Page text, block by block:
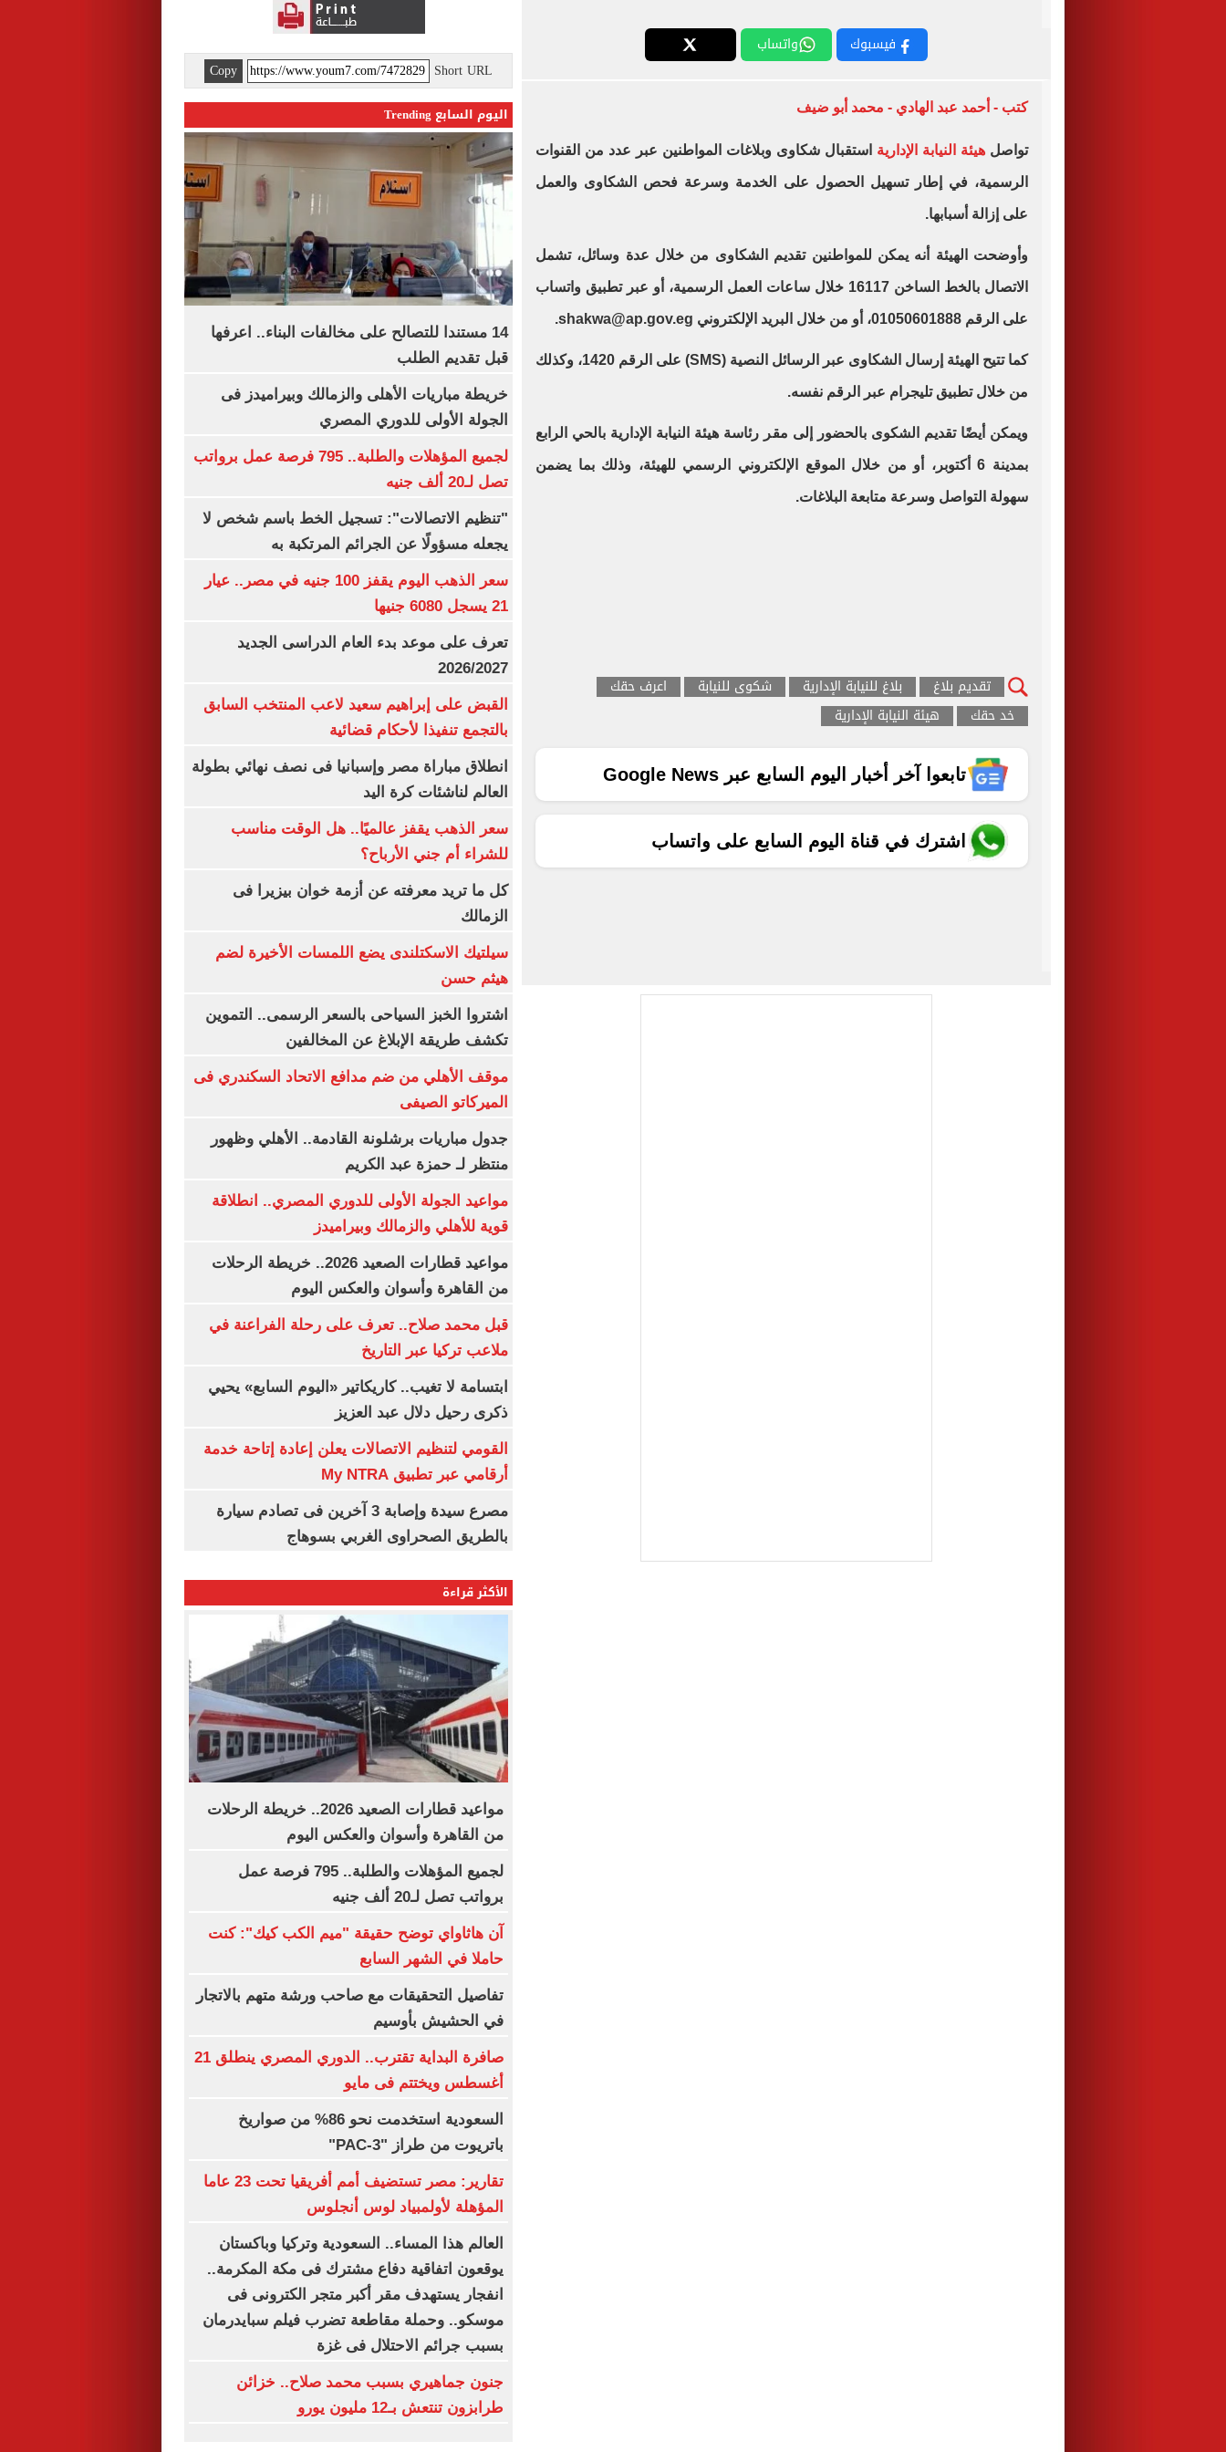
فيسبوك واتساب
كتب - أحمد عبد الهادي - محمد أبو ضيف
تواصل هيئة النيابة الإدارية استقبال شكاوى وبلاغات المواطنين عبر عدد من القنوات
الرسمية، في إطار تسهيل الحصول على الخدمة وسرعة فحص الشكاوى والعمل
على إزالة أسبابها.
وأوضحت الهيئة أنه يمكن للمواطنين تقديم الشكاوى من خلال عدة وسائل، تشمل
الاتصال بالخط الساخن 16117 خلال ساعات العمل الرسمية، أو عبر تطبيق واتساب
على الرقم 01050601888، أو من خلال البريد الإلكتروني shakwa@ap.gov.eg.
كما تتيح الهيئة إرسال الشكاوى عبر الرسائل النصية (SMS) على الرقم 1420، وكذلك
من خلال تطبيق تليجرام عبر الرقم نفسه.
ويمكن أيضًا تقديم الشكوى بالحضور إلى مقر رئاسة هيئة النيابة الإدارية بالحي الرابع
بمدينة 6 أكتوبر، أو من خلال الموقع الإلكتروني الرسمي للهيئة، وذلك بما يضمن
سهولة التواصل وسرعة متابعة البلاغات.
تقديم بلاغ بلاغ للنيابة الإدارية شكوى للنيابة
اعرف حقك
خد حقك
هيئة النيابة الإدارية
تابعوا آخر أخبار اليوم السابع عبر Google News
اشترك في قناة اليوم السابع على واتساب
Short URL
Copy
اليوم السابع Trending
14 مستندا للتصالح على مخالفات البناء.. اعرفها
قبل تقديم الطلب
خريطة مباريات الأهلى والزمالك وبيراميدز فى
الجولة الأولى للدوري المصري
لجميع المؤهلات والطلبة.. 795 فرصة عمل برواتب
تصل لـ20 ألف جنيه
"تنظيم الاتصالات": تسجيل الخط باسم شخص لا
يجعله مسؤولًا عن الجرائم المرتكبة به
سعر الذهب اليوم يقفز 100 جنيه في مصر.. عيار
21 يسجل 6080 جنيها
تعرف على موعد بدء العام الدراسى الجديد
2026/2027
القبض على إبراهيم سعيد لاعب المنتخب السابق
بالتجمع تنفيذا لأحكام قضائية
انطلاق مباراة مصر وإسبانيا فى نصف نهائي بطولة
العالم لناشئات كرة اليد
سعر الذهب يقفز عالميًا.. هل الوقت مناسب
للشراء أم جني الأرباح؟
كل ما تريد معرفته عن أزمة خوان بيزيرا فى
الزمالك
سيلتيك الاسكتلندى يضع اللمسات الأخيرة لضم
هيثم حسن
اشتروا الخبز السياحى بالسعر الرسمى.. التموين
تكشف طريقة الإبلاغ عن المخالفين
موقف الأهلي من ضم مدافع الاتحاد السكندري فى
الميركاتو الصيفى
جدول مباريات برشلونة القادمة.. الأهلي وظهور
منتظر لـ حمزة عبد الكريم
مواعيد الجولة الأولى للدوري المصري.. انطلاقة
قوية للأهلي والزمالك وبيراميدز
مواعيد قطارات الصعيد 2026.. خريطة الرحلات
من القاهرة وأسوان والعكس اليوم
قبل محمد صلاح.. تعرف على رحلة الفراعنة في
ملاعب تركيا عبر التاريخ
ابتسامة لا تغيب.. كاريكاتير «اليوم السابع» يحيي
ذكرى رحيل دلال عبد العزيز
القومي لتنظيم الاتصالات يعلن إعادة إتاحة خدمة
أرقامي عبر تطبيق My NTRA
مصرع سيدة وإصابة 3 آخرين فى تصادم سيارة
بالطريق الصحراوى الغربي بسوهاج
الأكثر قراءة
مواعيد قطارات الصعيد 2026.. خريطة الرحلات
من القاهرة وأسوان والعكس اليوم
لجميع المؤهلات والطلبة.. 795 فرصة عمل
برواتب تصل لـ20 ألف جنيه
آن هاثاواي توضح حقيقة "ميم الكب كيك": كنت
حاملا في الشهر السابع
تفاصيل التحقيقات مع صاحب ورشة متهم بالاتجار
في الحشيش بأوسيم
صافرة البداية تقترب.. الدوري المصري ينطلق 21
أغسطس ويختتم فى مايو
السعودية استخدمت نحو 86% من صواريخ
باتريوت من طراز "PAC-3"
تقارير: مصر تستضيف أمم أفريقيا تحت 23 عاما
المؤهلة لأولمبياد لوس أنجلوس
العالم هذا المساء.. السعودية وتركيا وباكستان
يوقعون اتفاقية دفاع مشترك فى مكة المكرمة..
انفجار يستهدف مقر أكبر متجر الكترونى فى
موسكو.. وحملة مقاطعة تضرب فيلم سبايدرمان
بسبب جرائم الاحتلال فى غزة
جنون جماهيري بسبب محمد صلاح.. خزائن
طرابزون تنتعش بـ12 مليون يورو